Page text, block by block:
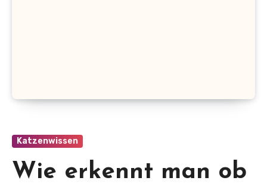
Katzenwissen
Wie erkennt man ob